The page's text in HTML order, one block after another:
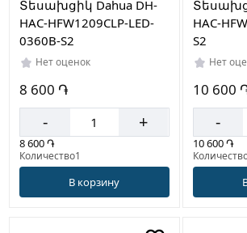
Տեսախցիկ Dahua DH-
HAC-HFW1209CLP-LED-
0360B-S2
Нет оценок
8 600 ֏
- +
8 600 ֏
Количество1
В корзину
HAC-
S2
Нет
10 600
-
10 600 ֏